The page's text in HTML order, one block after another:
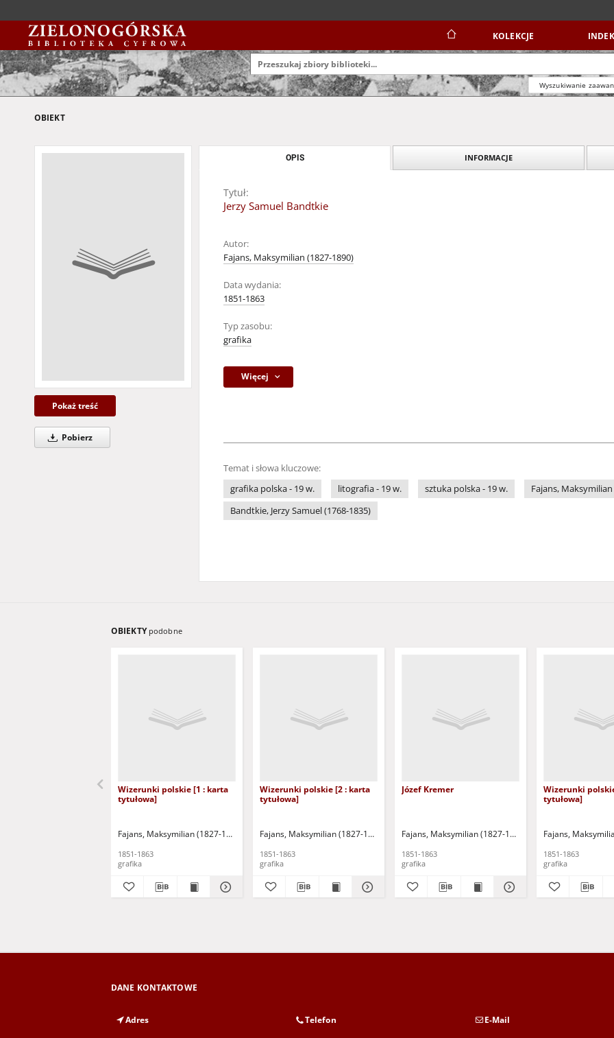
KOLEKCJE
Wyszukiwanie
OBIEKT
Pokaż treść
Pobierz
OPIS INFORMACJE
Tytuł:
Jerzy Samuel Bandtkie
Autor:
Fajans, Maksymilian (1827-1890)
Data wydania:
1851-1863
Typ zasobu:
grafika
Więcej
Temat i słowa kluczowe:
grafika polska - 19 w.
litografia - 19 w. sztuka polska - 19 w.
Fajans,
Bandtkie, Jerzy Samuel (1768-1835)
OBIEKTY podobne
Wizerunki polskie [1 : karta
tytułowa]
Fajans, Maksymilian (1827-1890)
1851-1863
grafika
Wizerunki polskie [2 : karta
tytułowa]
Fajans, Maksymilian (1827-1890)
1851-1863
grafika
Józef Kremer
Fajans, Maksymilian (1827-1890)
1851-1863
grafika
Wizerunki
tytułowa]
Fajans,
1851-1863
grafika
DANE KONTAKTOWE
Adres Telefon E-Mail